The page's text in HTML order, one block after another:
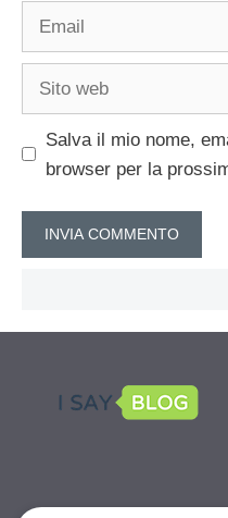
Salva il mio nome,
browser per la